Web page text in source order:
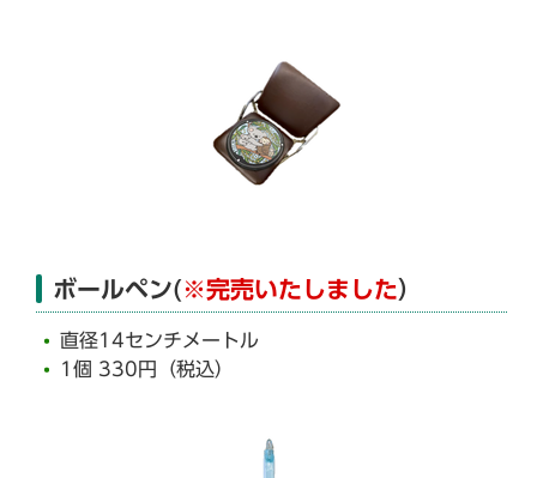
ボールペン( ※完売いたしました）
直径14センチメートル
1個 330円（税込）